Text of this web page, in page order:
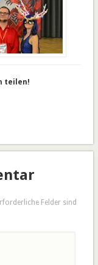
teilen!
Felder sind